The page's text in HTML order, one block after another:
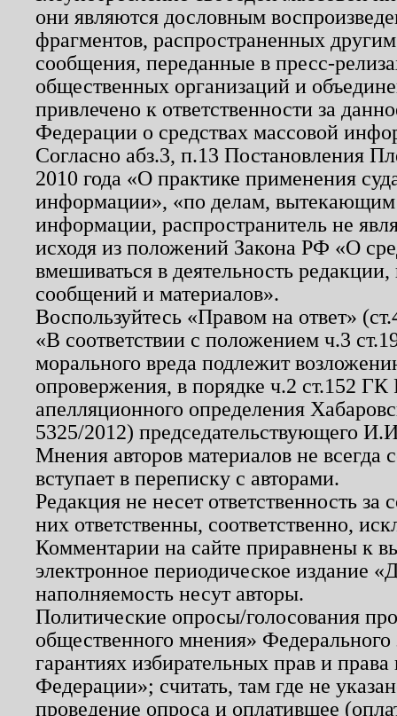
они являются дословным
фрагментов, распространенных
сообщения, переданные в пресс-
общественных организаций и
привлечено к ответственности за
Федерации о средствах массовой
Согласно абз.3, п.13 Постановления
2010 года «О практике применения
информации», «по делам, вытекающим
информации, распространитель не
исходя из положений Закона РФ «О
вмешиваться в деятельность
сообщений и материалов».
Воспользуйтесь «Правом на ответ»
«В соответствии с положением ч.3
морального вреда подлежит
опровержения, в порядке ч.2 ст.152
апелляционного определения
5325/2012) председательствующего
Мнения авторов материалов не
вступает в переписку с авторами.
Редакция не несет ответственность
них ответственны, соответственно,
Комментарии на сайте приравнены к
электронное периодическое издание
наполняемость несут авторы.
Политические опросы/голосования
общественного мнения»
гарантиях избирательных прав и
Федерации»; считать, там где не
проведение опроса и оплатившее